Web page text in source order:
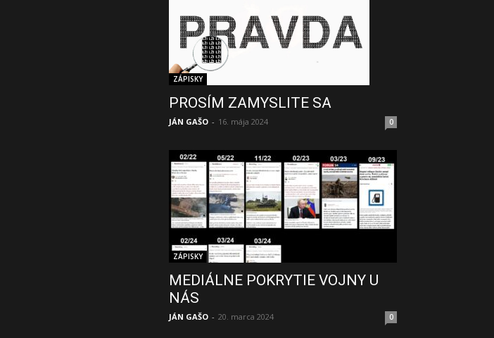
ZÁPISKY
PROSÍM ZAMYSLITE SA
JÁN GAŠO - 16. mája 2024 0
ZÁPISKY
MEDIÁLNE POKRYTIE VOJNY U
NÁS
JÁN GAŠO - 20. marca 2024 0